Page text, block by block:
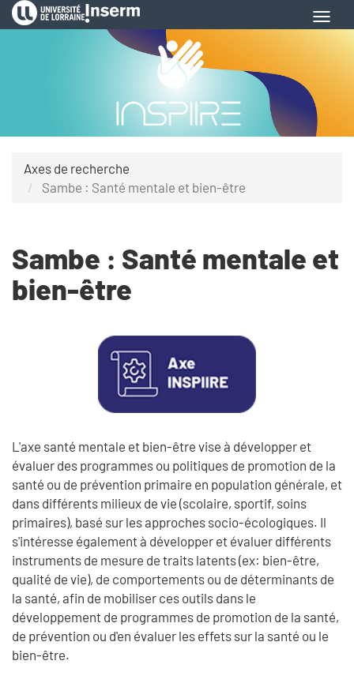
Aller
au
Axes de recherche
Sambe : Santé mentale et bien-être
Sambe : Santé mentale et
bien-être
L'axe santé mentale et bien-être vise à développer et
évaluer des programmes ou politiques de promotion de la
santé ou de prévention primaire en population générale, et
dans différents milieux de vie (scolaire, sportif, soins
primaires), basé sur les approches socio-écologiques. Il
s'intéresse également à développer et évaluer différents
instruments de mesure de traits latents (ex: bien-être,
qualité de vie), de comportements ou de déterminants de
la santé, afin de mobiliser ces outils dans le
développement de programmes de promotion de la santé,
de prévention ou d'en évaluer les effets sur la santé ou le
bien-être.